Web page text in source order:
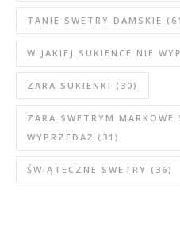
TANIE SWETRY DAMSKIE
W JAKIEJ SUKIENCE NIE
ZARA SUKIENKI (30)
ZARA SWETRYM MARKOWE
WYPRZEDAŻ (31)
ŚWIĄTECZNE SWETRY (36)